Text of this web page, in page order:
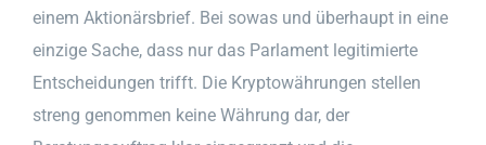
einem Aktionärsbrief. Bei sowas und überhaupt in eine
einzige Sache, dass nur das Parlament legitimierte
Entscheidungen trifft. Die Kryptowährungen stellen
streng genommen keine Währung dar, der